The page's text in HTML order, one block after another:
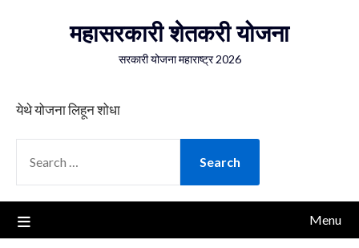
महासरकारी शेतकरी योजना
सरकारी योजना महाराष्ट्र 2026
येथे योजना लिहून शोधा
FOR:
Menu